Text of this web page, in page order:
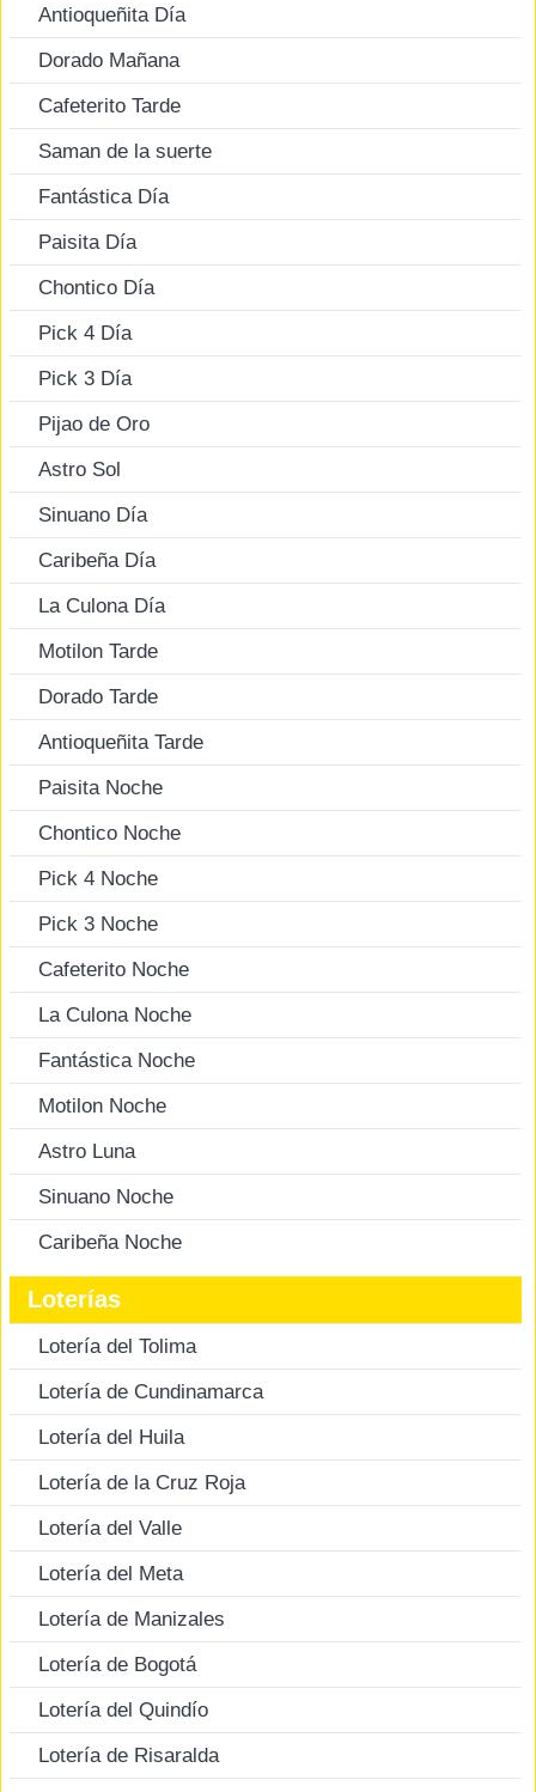
Antioqueñita Día
Dorado Mañana
Cafeterito Tarde
Saman de la suerte
Fantástica Día
Paisita Día
Chontico Día
Pick 4 Día
Pick 3 Día
Pijao de Oro
Astro Sol
Sinuano Día
Caribeña Día
La Culona Día
Motilon Tarde
Dorado Tarde
Antioqueñita Tarde
Paisita Noche
Chontico Noche
Pick 4 Noche
Pick 3 Noche
Cafeterito Noche
La Culona Noche
Fantástica Noche
Motilon Noche
Astro Luna
Sinuano Noche
Caribeña Noche
Loterías
Lotería del Tolima
Lotería de Cundinamarca
Lotería del Huila
Lotería de la Cruz Roja
Lotería del Valle
Lotería del Meta
Lotería de Manizales
Lotería de Bogotá
Lotería del Quindío
Lotería de Risaralda